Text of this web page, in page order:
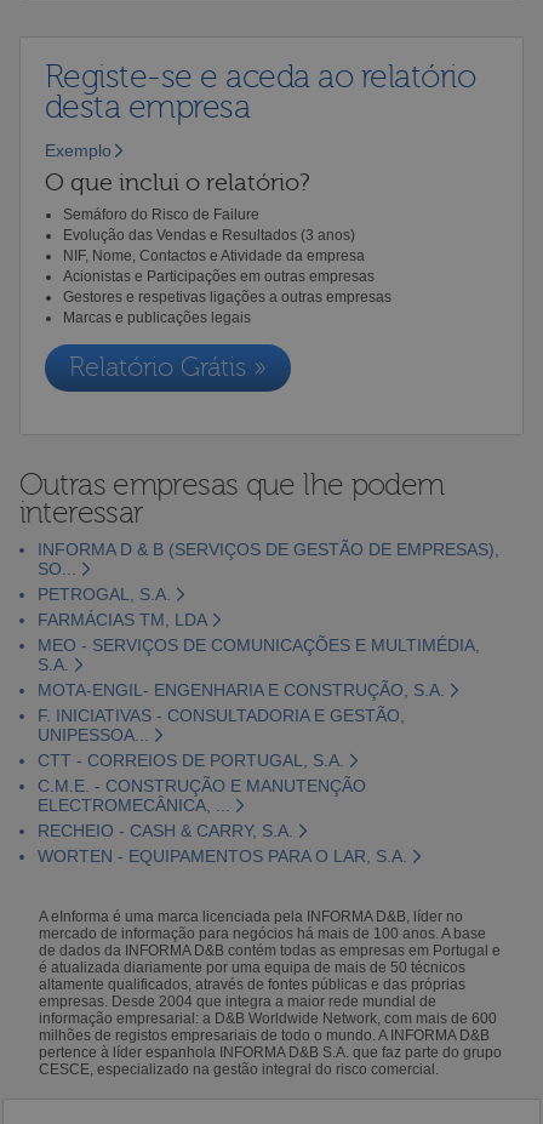
Registe-se e aceda ao relatório
desta empresa
Exemplo
O que inclui o relatório?
Semáforo do Risco de Failure
Evolução das Vendas e Resultados (3 anos)
NIF, Nome, Contactos e Atividade da empresa
Acionistas e Participações em outras empresas
Gestores e respetivas ligações a outras empresas
Marcas e publicações legais
Relatório Grátis »
Outras empresas que lhe podem
interessar
INFORMA D & B (SERVIÇOS DE GESTÃO DE EMPRESAS),
SO...
PETROGAL, S.A.
FARMÁCIAS TM, LDA
MEO - SERVIÇOS DE COMUNICAÇÕES E MULTIMÉDIA,
S.A.
MOTA-ENGIL- ENGENHARIA E CONSTRUÇÃO, S.A.
F. INICIATIVAS - CONSULTADORIA E GESTÃO,
UNIPESSOA...
CTT - CORREIOS DE PORTUGAL, S.A.
C.M.E. - CONSTRUÇÃO E MANUTENÇÃO
ELECTROMECÂNICA, ...
RECHEIO - CASH & CARRY, S.A.
WORTEN - EQUIPAMENTOS PARA O LAR, S.A.
A eInforma é uma marca licenciada pela INFORMA D&B, líder no
mercado de informação para negócios há mais de 100 anos. A base
de dados da INFORMA D&B contém todas as empresas em Portugal e
é atualizada diariamente por uma equipa de mais de 50 técnicos
altamente qualificados, através de fontes públicas e das próprias
empresas. Desde 2004 que integra a maior rede mundial de
informação empresarial: a D&B Worldwide Network, com mais de 600
milhões de registos empresariais de todo o mundo. A INFORMA D&B
pertence à líder espanhola INFORMA D&B S.A. que faz parte do grupo
CESCE, especializado na gestão integral do risco comercial.